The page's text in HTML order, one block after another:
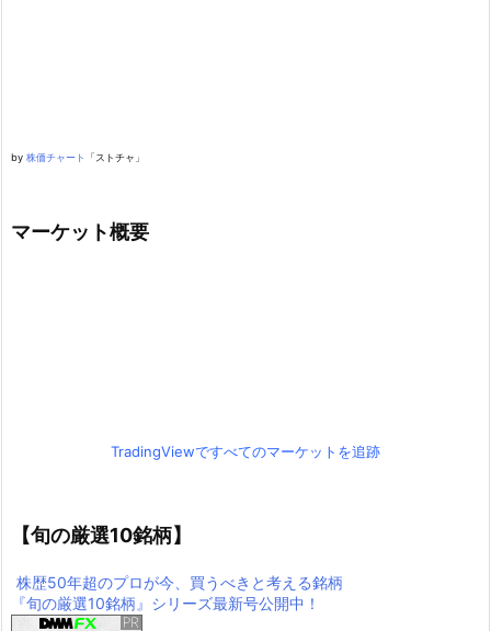
by 株価チャート 「ストチャ」
マーケット概要
TradingViewですべてのマーケットを追跡
【旬の厳選10銘柄】
株歴50年超のプロが今、買うべきと考える銘柄
『旬の厳選10銘柄』シリーズ最新号公開中！